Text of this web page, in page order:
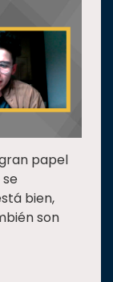
papel
bien,
son